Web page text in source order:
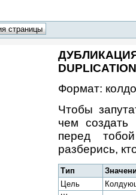
DUPLICATION
Формат:
Чтобы
чем создать
перед
разберись,
Тип
Цель